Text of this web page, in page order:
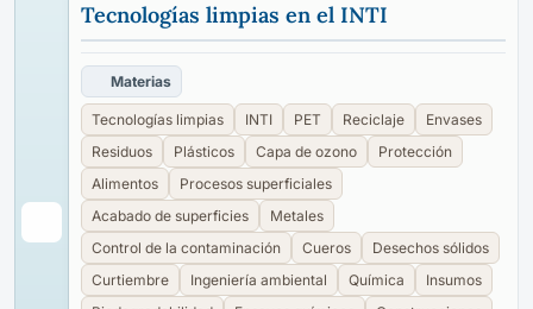
Tecnologías limpias en el INTI
Materias
Tecnologías limpias INTI PET Reciclaje
Envases
Residuos
Plásticos Capa de ozono
Protección
Alimentos
Procesos superficiales
Acabado de superficies
Metales
Control de la contaminación
Cueros
Desechos sólidos
Curtiembre
Ingeniería ambiental Química
Insumos